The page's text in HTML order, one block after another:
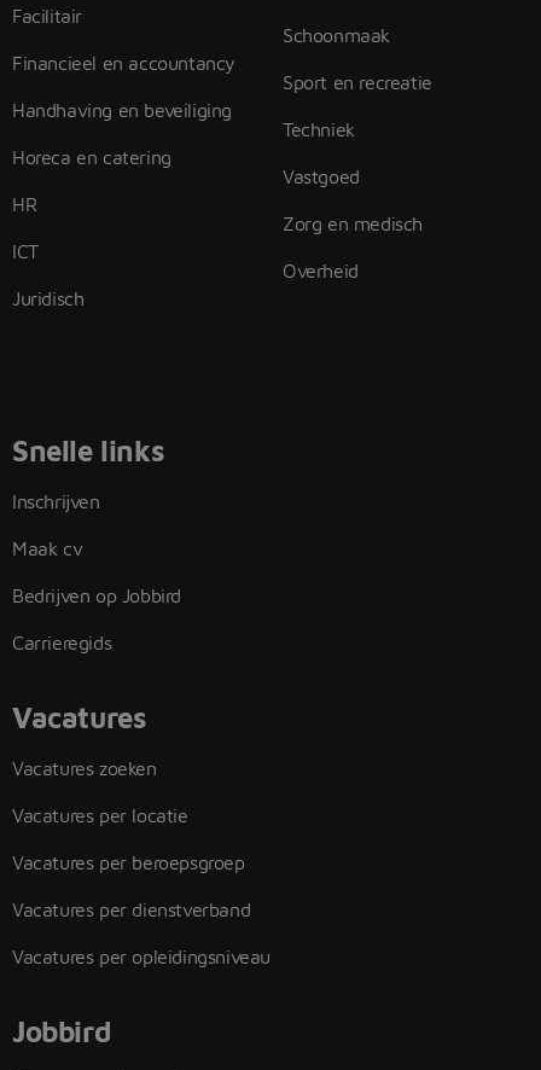
Facilitair
Financieel en accountancy
Handhaving en beveiliging
Horeca en catering
HR
ICT
Juridisch
Schoonmaak
Sport en recreatie
Techniek
Vastgoed
Zorg en medisch
Overheid
Snelle links
Inschrijven
Maak cv
Bedrijven op Jobbird
Carrieregids
Vacatures
Vacatures zoeken
Vacatures per locatie
Vacatures per beroepsgroep
Vacatures per dienstverband
Vacatures per opleidingsniveau
Jobbird